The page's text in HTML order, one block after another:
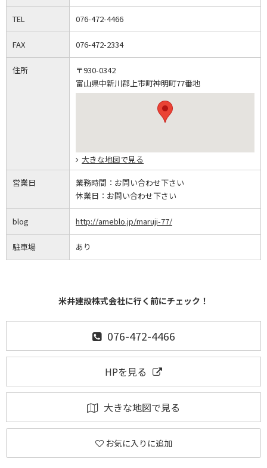
TEL 076-472-4466
FAX 076-472-2334
住所
〒930-0342
富山県中新川郡上市町神明町77番地
大きな地図で見る
営業日 業務時間： お問い合わせ下さい
休業日： お問い合わせ下さい
blog http://ameblo.jp/maruji-77/
駐車場 あり
米井建設株式会社に行く前にチェック！
076-472-4466
HPを見る
大きな地図で見る
お気に入りに追加